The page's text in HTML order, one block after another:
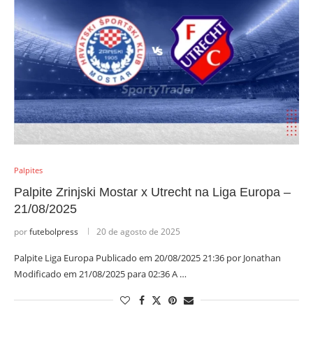
Palpites
Palpite Zrinjski Mostar x Utrecht na Liga Europa –
21/08/2025
porfutebolpress 20 de agosto de 2025
Palpite Liga Europa Publicado em 20/08/2025 21:36 por Jonathan
Modificado em 21/08/2025 para 02:36 A …